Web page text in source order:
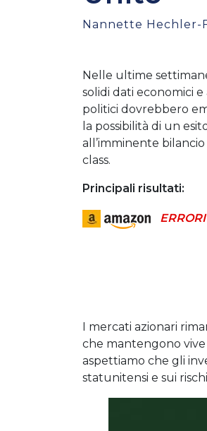
Nannette Hechler-
Nelle ultime
solidi dati economici e
politici dovrebbero
la possibilità di un
all’imminente
class.
Principali risultati:
I mercati azionari
che mantengono
aspettiamo che gli
statunitensi e sui